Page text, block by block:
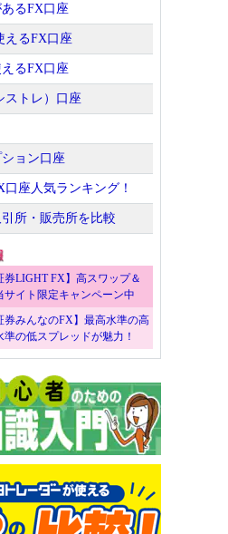
るFX口座
えるFX口座
るFX口座
ストレ）口座
ョン口座
座人気ランキング！
所・販売所を比較
券LIGHT FX】高スワップ＆
サイト限定キャンペーン中
券みんなのFX】最高水準の高
の低スプレッドが魅力！